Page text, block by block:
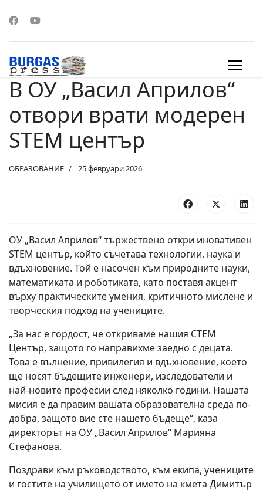
В ОУ „Васил Априлов“
отвори врати модерен
STEM център
ОБРАЗОВАНИЕ 25 февруари 2026
ОУ „Васил Априлов“ тържествено откри иновативен
STEM център, който съчетава технологии, наука и
вдъхновение. Той е насочен към природните науки,
математиката и роботиката, като поставя акцент
върху практическите умения, критичното мислене и
творческия подход на учениците.
„За нас е гордост, че откриваме нашия СТЕМ
Център, защото го направихме заедно с децата.
Това е вълнение, привилегия и вдъхновение, което
ще носят бъдещите инженери, изследователи и
най-новите професии след няколко години. Нашата
мисия е да правим вашата образователна среда по-
добра, защото вие сте нашето бъдеще“, каза
директорът на ОУ „Васил Априлов“ Марияна
Стефанова.
Поздрави към ръководството, към екипа, учениците
и гостите на училището от името на кмета Димитър